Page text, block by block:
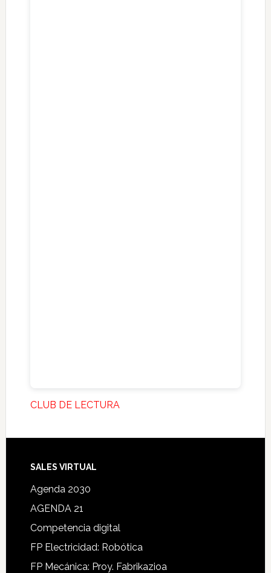
CLUB DE LECTURA
SALES VIRTUAL
Agenda 2030
AGENDA 21
Competencia digital
FP Electricidad: Robótica
FP Mecánica: Proy. Fabrikazioa